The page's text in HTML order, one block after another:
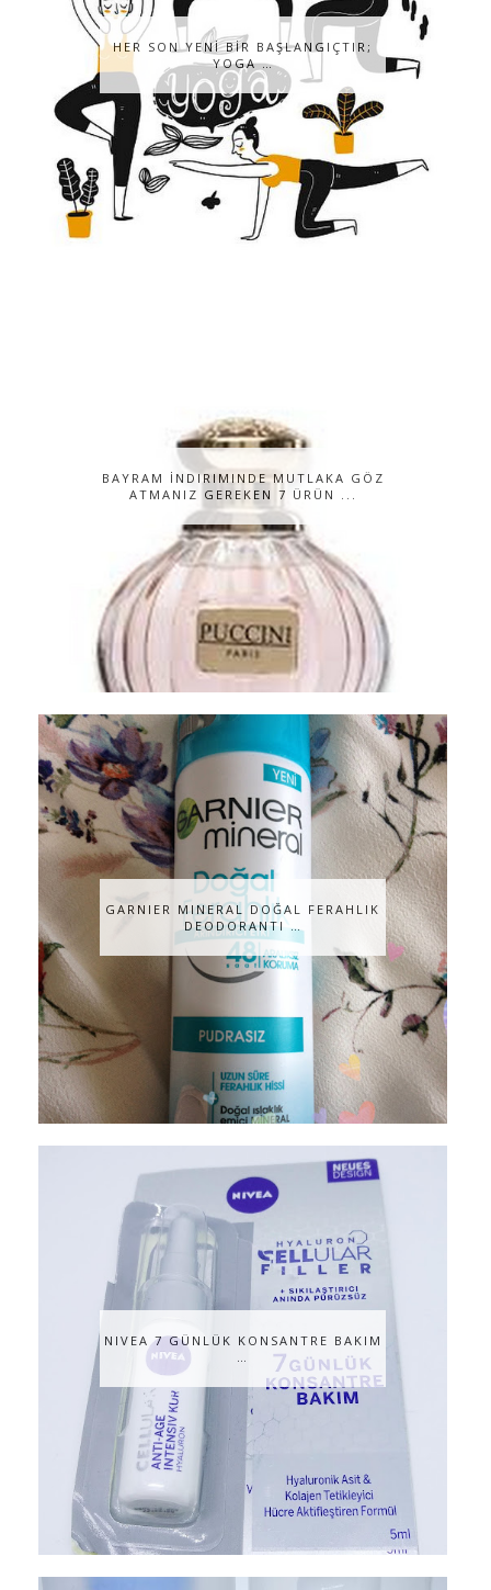
HER SON YENİ BİR BAŞLANGIÇTIR;
YOGA …
BAYRAM İNDIRIMINDE MUTLAKA GÖZ
ATMANIZ GEREKEN 7 ÜRÜN ...
GARNIER MINERAL DOĞAL FERAHLIK
DEODORANTI …
NIVEA 7 GÜNLÜK KONSANTRE BAKIM
…